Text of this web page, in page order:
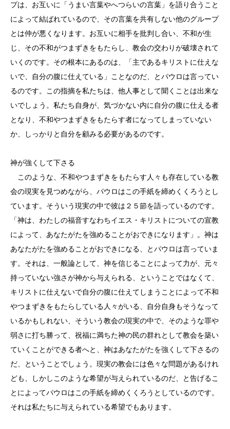
プは、お互いに「うまい言葉やへつらいの言葉」を語り合うこと
によって結ばれているので、その言葉を共有しない他のグループ
とは仲が悪くなります。お互いに相手を批判し合い、不和が生
じ、その不和がつまずきをもたらし、教会の交わりが破壊されて
いくのです。その根本にあるのは、「主であるキリストに仕えな
いで、自分の腹に仕えている」ことなのだ、とパウロは言ってい
るのです。この指摘を私たちは、他人事として聞くことは出来な
いでしょう。私たち自身が、気づかない内に自分の腹に仕える者
となり、不和やつまずきをもたらす者になってしまっていない
か、しっかりと自分を顧みる必要があるのです。
神が強くして下さる
このような、不和やつまずきをもたらす人々も存在している教
会の現実を見つめながら、パウロはこの手紙を締めくくろうとし
ています。そういう現実の中で彼は２５節を語っているのです。
「神は、わたしの福音すなわちイエス・キリストについての宣教
によって、あなたがたを強めることがおできになります」。神は
あなたがたを強めることがおできになる、とパウロは言っていま
す。それは、一般論として、神を信じることによって力が、元々
持っていない強さが神から与えられる、ということではなくて、
キリストに仕えないで自分の腹に仕えてしまうことによって不和
やつまずきをもたらしている人々がいる、自分自身もそうなって
いるかもしれない、そういう教会の現実の中で、そのような罪や
弱さに打ち勝って、祝福に満ちた神の民の群れとして教会を築い
ていくことができる者へと、神はあなたがたを強くして下さるの
だ、ということでしょう。現実の教会には色々な問題があるけれ
ども、しかしこのような希望が与えられているのだ、と告げるこ
とによってパウロはこの手紙を締めくくろうとしているのです。
それは私たちに与えられている希望でもあります。